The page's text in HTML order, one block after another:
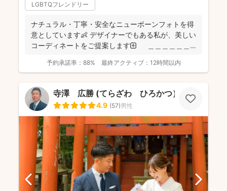
LGBTQフレンドリー
ナチュラル・丁寧・安全なニューボーンフォトを得
意としています👶 デザイナーでもある私が、美しい
コーディネートをご提案します🌼 ＿＿＿＿＿＿
予約承諾率： 88% 最終アクティブ： 12時間以内
寺澤 広勝 (てらざわ ひろかつ）
4.9 (57)男性